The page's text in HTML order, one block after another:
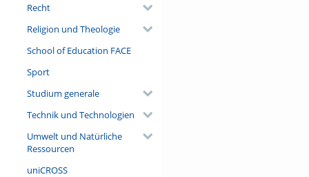
Recht
Religion und Theologie
School of Education FACE
Sport
Studium generale
Technik und Technologien
Umwelt und Natürliche
Ressourcen
uniCROSS